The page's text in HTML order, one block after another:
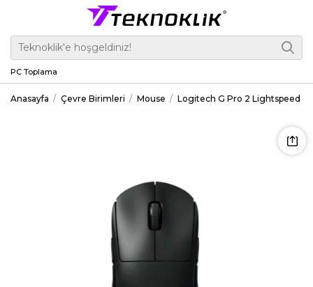
PC Toplama
Anasayfa Çevre Birimleri Mouse Logitech G Pro 2 Lightspeed